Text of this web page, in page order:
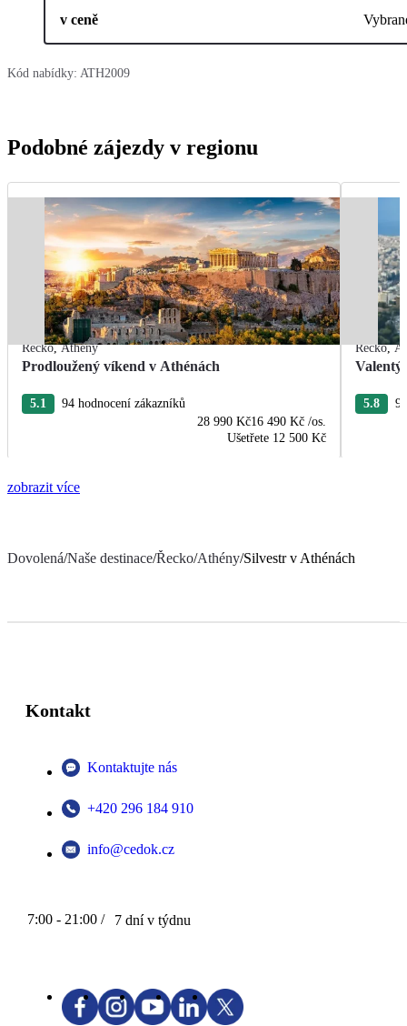
v ceně
Kód nabídky: ATH2009
Podobné zájezdy v regionu
Řecko,Athény
Prodloužený víkend v Athénách
5.1
94 hodnocení zákazníků
28 990 Kč16 490 Kč /os.
Ušetřete 12 500 Kč
Řecko,
5.8 9
zobrazit více
Dovolená/Naše destinace/Řecko/Athény/Silvestr v Athénách
Kontakt
Kontaktujte nás
+420 296 184 910
info@cedok.cz
7:00 - 21:00 / 7 dní v týdnu